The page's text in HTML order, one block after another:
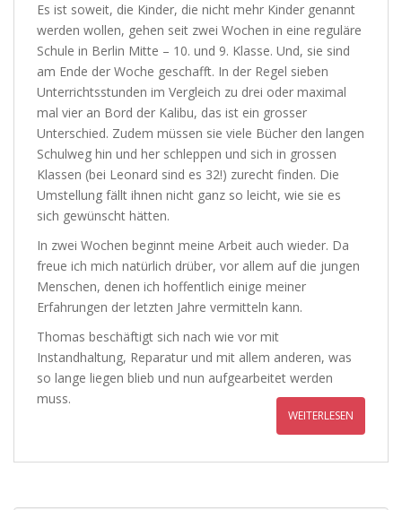
Es ist soweit, die Kinder, die nicht mehr Kinder genannt
werden wollen, gehen seit zwei Wochen in eine reguläre
Schule in Berlin Mitte – 10. und 9. Klasse. Und, sie sind
am Ende der Woche geschafft. In der Regel sieben
Unterrichtsstunden im Vergleich zu drei oder maximal
mal vier an Bord der Kalibu, das ist ein grosser
Unterschied. Zudem müssen sie viele Bücher den langen
Schulweg hin und her schleppen und sich in grossen
Klassen (bei Leonard sind es 32!) zurecht finden. Die
Umstellung fällt ihnen nicht ganz so leicht, wie sie es
sich gewünscht hätten.
In zwei Wochen beginnt meine Arbeit auch wieder. Da
freue ich mich natürlich drüber, vor allem auf die jungen
Menschen, denen ich hoffentlich einige meiner
Erfahrungen der letzten Jahre vermitteln kann.
Thomas beschäftigt sich nach wie vor mit
Instandhaltung, Reparatur und mit allem anderen, was
so lange liegen blieb und nun aufgearbeitet werden
muss.
WEITERLESEN